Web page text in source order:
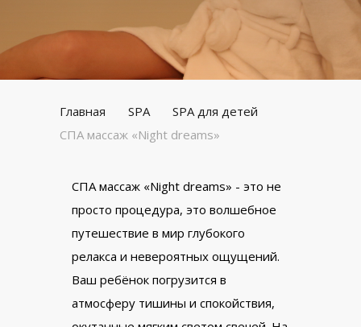
Главная SPA
SPA для детей
СПА массаж «Night dreams»
СПА массаж «Night dreams» - это не
просто процедура, это волшебное
путешествие в мир глубокого
релакса и невероятных ощущений.
Ваш ребёнок погрузится в
атмосферу тишины и спокойствия,